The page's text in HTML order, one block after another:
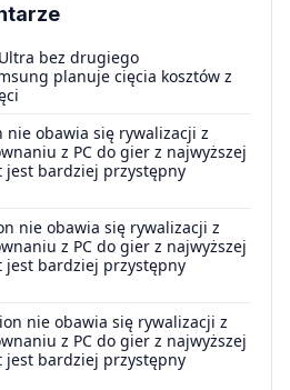
bez drugiego
planuje cięcia kosztów z
nie obawia się rywalizacji z
z PC do gier z najwyższej
jest bardziej przystępny
nie obawia się rywalizacji z
z PC do gier z najwyższej
jest bardziej przystępny
nie obawia się rywalizacji z
z PC do gier z najwyższej
jest bardziej przystępny